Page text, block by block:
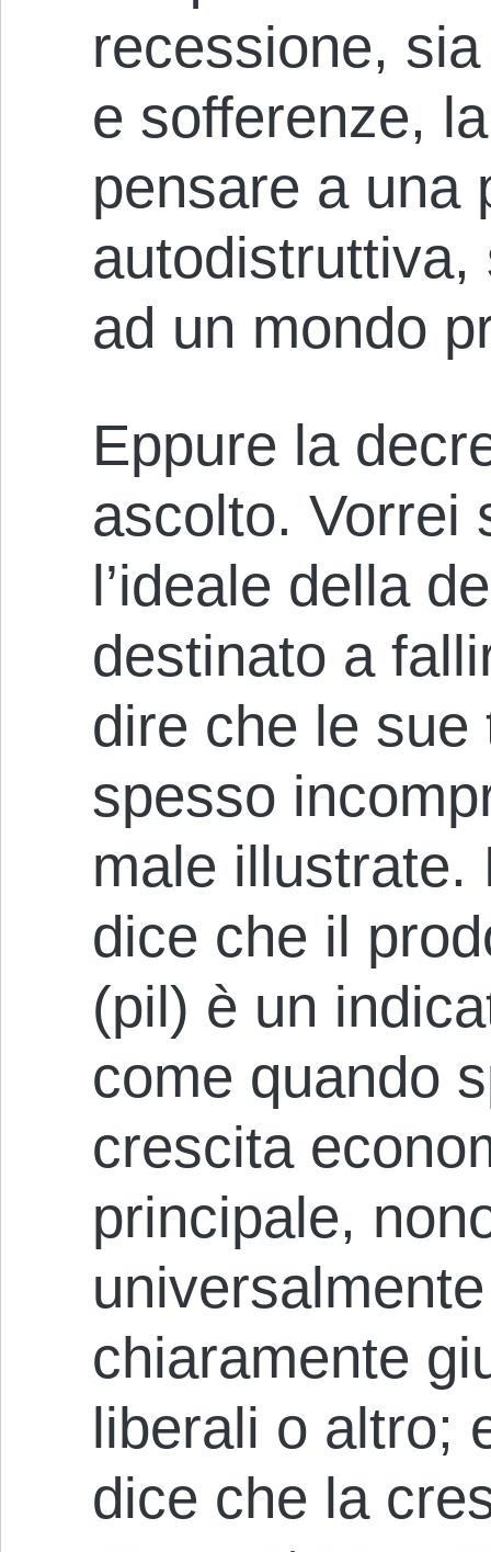
recessione,
e sofferenze,
pensare a una
ad un mondo
Eppure la
ascolto. Vorrei
l’ideale della
destinato a
dire che le
spesso
male illustrate.
dice che il
(pil) è un
come quando
crescita
principale,
chiaramente
liberali o altro;
dice che la